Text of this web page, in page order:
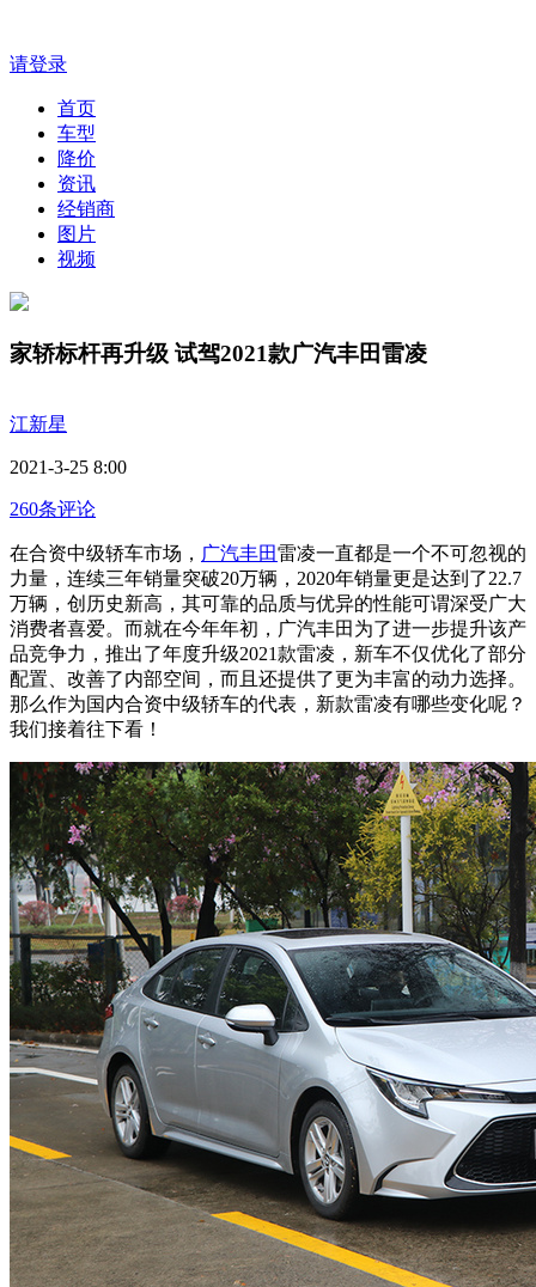
请登录
首页
车型
降价
资讯
经销商
图片
视频
家轿标杆再升级 试驾2021款广汽丰田雷凌
江新星
2021-3-25 8:00
260条评论
在合资中级轿车市场， 广汽丰田雷凌一直都是一个不可忽视的
力量，连续三年销量突破20万辆，2020年销量更是达到了22.7
万辆，创历史新高，其可靠的品质与优异的性能可谓深受广大
消费者喜爱。而就在今年年初，广汽丰田为了进一步提升该产
品竞争力，推出了年度升级2021款雷凌，新车不仅优化了部分
配置、改善了内部空间，而且还提供了更为丰富的动力选择。
那么作为国内合资中级轿车的代表，新款雷凌有哪些变化呢？
我们接着往下看！